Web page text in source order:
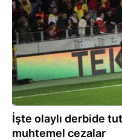
İşte olaylı derbide
muhtemel cezalar